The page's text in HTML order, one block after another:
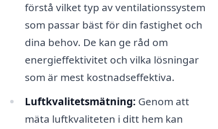
förstå vilket typ av ventilationssystem
som passar bäst för din fastighet och
dina behov. De kan ge råd om
energieffektivitet och vilka lösningar
som är mest kostnadseffektiva.
Luftkvalitetsmätning: Genom att
mäta luftkvaliteten i ditt hem kan